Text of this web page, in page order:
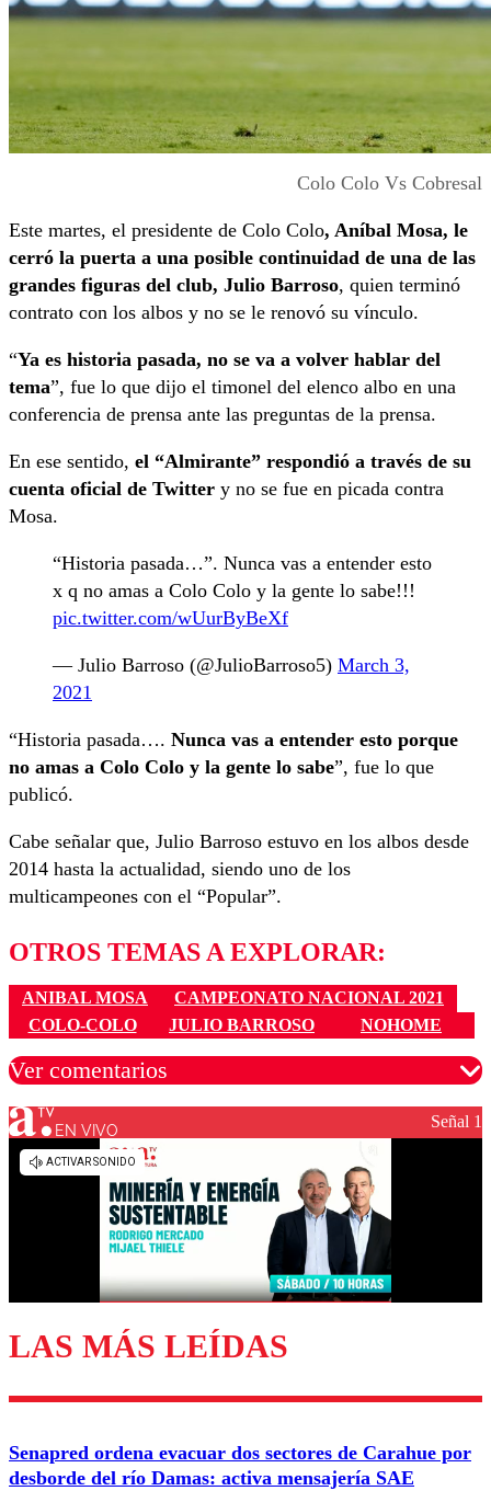
Colo Colo Vs Cobresal
Este martes, el presidente de Colo Colo, Aníbal Mosa, le
cerró la puerta a una posible continuidad de una de las
grandes figuras del club, Julio Barroso, quien terminó
contrato con los albos y no se le renovó su vínculo.
“Ya es historia pasada, no se va a volver hablar del
tema”, fue lo que dijo el timonel del elenco albo en una
conferencia de prensa ante las preguntas de la prensa.
En ese sentido, el “Almirante” respondió a través de su
cuenta oficial de Twitter y no se fue en picada contra
Mosa.
“Historia pasada…”. Nunca vas a entender esto
x q no amas a Colo Colo y la gente lo sabe!!!
pic.twitter.com/wUurByBeXf
— Julio Barroso (@JulioBarroso5) March 3,
2021
“Historia pasada…. Nunca vas a entender esto porque
no amas a Colo Colo y la gente lo sabe”, fue lo que
publicó.
Cabe señalar que, Julio Barroso estuvo en los albos desde
2014 hasta la actualidad, siendo uno de los
multicampeones con el “Popular”.
OTROS TEMAS A EXPLORAR:
ANIBAL MOSA
CAMPEONATO NACIONAL 2021
COLO-COLO
JULIO BARROSO NOHOME
Ver comentarios
Los comentarios son moderados para garantizar un
Enviar comentario
EN VIVO Señal 1
LAS MÁS LEÍDAS
Senapred ordena evacuar dos sectores de Carahue por
desborde del río Damas: activa mensajería SAE